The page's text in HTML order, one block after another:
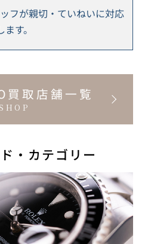
フが親切・ていねいに対応
ます。
買取店舗一覧
SHOP
・カテゴリー